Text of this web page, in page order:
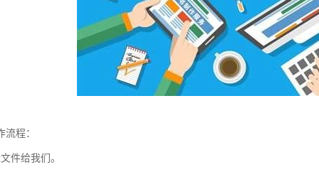
流程：
件给我们。